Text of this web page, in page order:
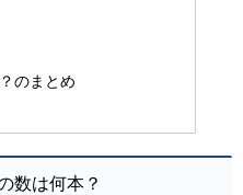
のまとめ
数は何本？